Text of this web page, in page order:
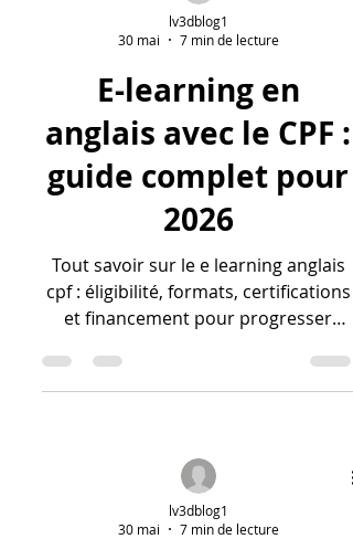
lv3dblog1
30 mai
7 min de lecture
E-learning en
anglais avec le CPF :
guide complet pour
2026
Tout savoir sur le e learning anglais
cpf : éligibilité, formats, certifications
et financement pour progresser
lv3dblog1
30 mai
7 min de lecture